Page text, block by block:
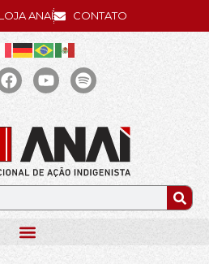
LOJA ANAÍ CONTATO